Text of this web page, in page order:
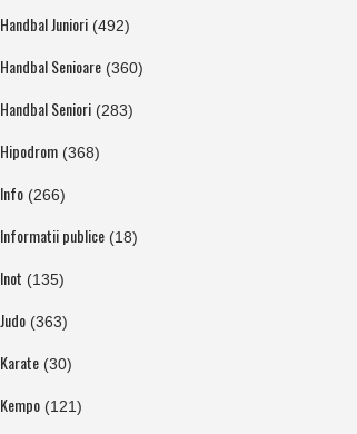
Handbal Juniori(492)
Handbal Senioare(360)
Handbal Seniori(283)
Hipodrom(368)
Info(266)
Informatii publice(18)
Inot (135)
Judo(363)
Karate(30)
Kempo(121)